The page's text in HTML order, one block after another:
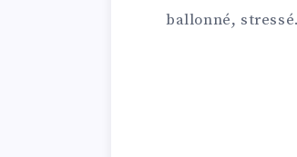
ballonné,